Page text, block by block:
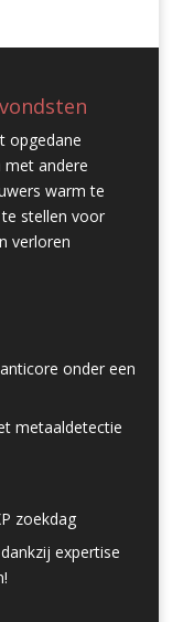
opgedane
met andere
warm te
stellen voor
verloren
onder een
metaaldetectie
zoekdag
expertise